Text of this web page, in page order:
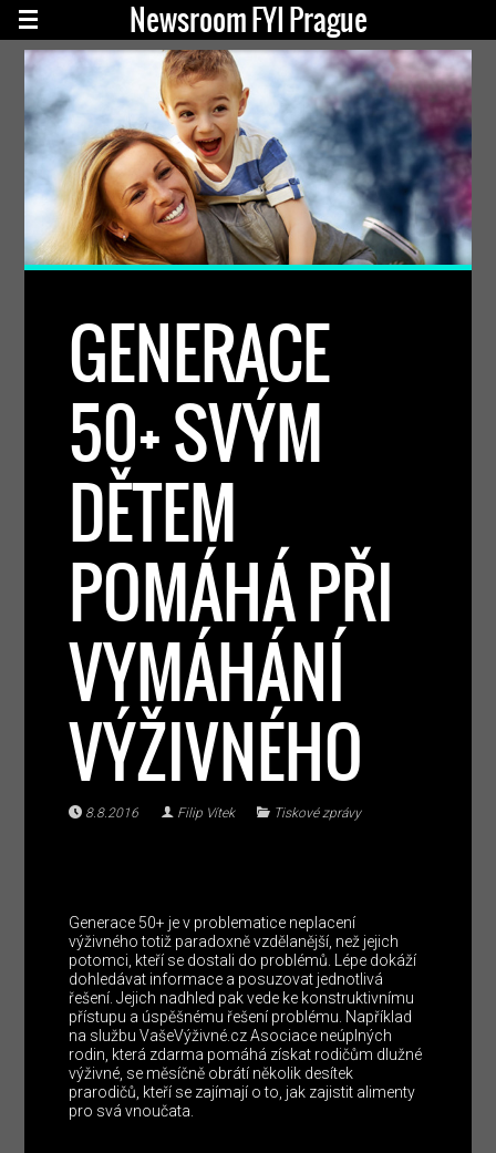
Newsroom FYI Prague
GENERACE
50+ SVÝM
DĚTEM
POMÁHÁ PŘI
VYMÁHÁNÍ
VÝŽIVNÉHO
8.8.2016 Filip Vítek Tiskové zprávy
Generace 50+ je v problematice neplacení
výživného totiž paradoxně vzdělanější, než jejich
potomci, kteří se dostali do problémů. Lépe dokáží
dohledávat informace a posuzovat jednotlivá
řešení. Jejich nadhled pak vede ke konstruktivnímu
přístupu a úspěšnému řešení problému. Například
na službu VašeVýživné.cz Asociace neúplných
rodin, která zdarma pomáhá získat rodičům dlužné
výživné, se měsíčně obrátí několik desítek
prarodičů, kteří se zajímají o to, jak zajistit alimenty
pro svá vnoučata.